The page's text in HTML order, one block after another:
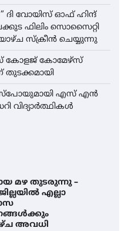
” ദി വോയിസ് ഓഫ് ഹിന്ദ്
ഫിലിം സൊസൈറ്റി
സ്‌ക്രീൻ ചെയ്യുന്നു
കോളജ് കോമേഴ്‌സ്
എസ് എൻ
വിദ്യാർത്ഥികൾ
മഴ തുടരുന്നു –
എല്ലാ
അവധി